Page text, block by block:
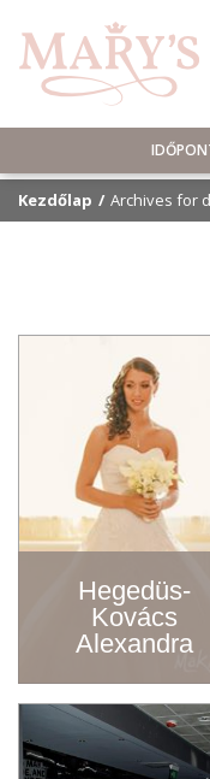
Kezdőlap Archives for
Hegedüs-
Kovács
Alexandra